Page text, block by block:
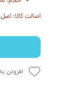
اصالت کالا: اصل
افزودن